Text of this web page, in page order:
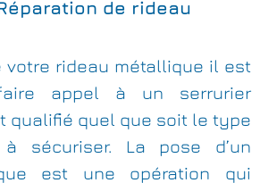
de rideau
votre rideau métallique il est
appel à un serrurier
qualifié quel que soit le type
sécuriser. La pose d’un
est une opération qui